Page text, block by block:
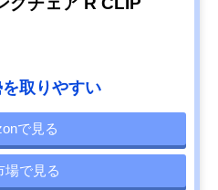
取りやすい
で見る
場で見る